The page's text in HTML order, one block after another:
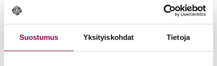
Suostumus Yksityiskohdat Tietoja